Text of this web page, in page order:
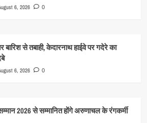
6, 2026 0
से तबाही, केदारनाथ हाईवे पर गदेरे का
6, 2026 0
2026 से सम्मानित होंगे अरुणाचल के रंगकर्मी